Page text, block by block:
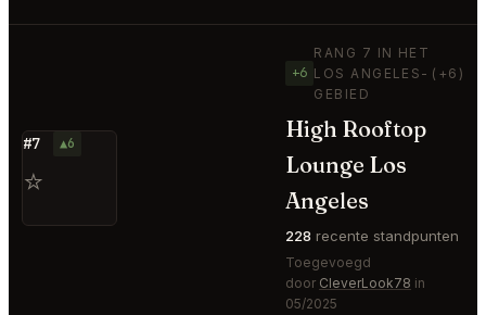
#7 ▲6
⭐
+6
RANG 7 IN HET
LOS ANGELES-
GEBIED
(+6)
High Rooftop
Lounge Los
Angeles
228 recente standpunten
Toegevoegd
door CleverLook78 in
05/2025